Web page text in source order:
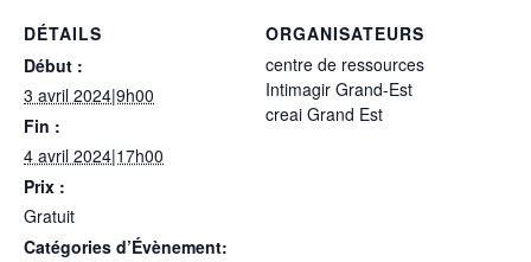
DÉTAILS
Début :
3 avril 2024|9h00
Fin :
4 avril 2024|17h00
Prix :
Gratuit
Catégories d’Évènement:
ORGANISATEURS
centre de ressources
Intimagir Grand-Est
creai Grand Est